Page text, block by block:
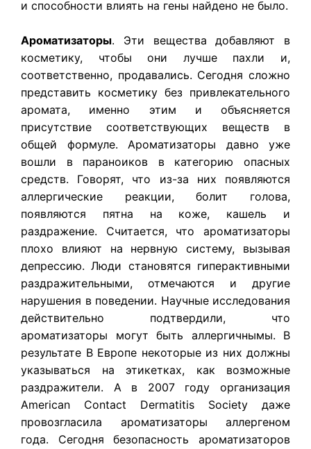
и способности влиять на гены найдено не было.
Ароматизаторы. Эти вещества добавляют в
косметику, чтобы они лучше пахли и,
соответственно, продавались. Сегодня сложно
представить косметику без привлекательного
аромата, именно этим и объясняется
присутствие соответствующих веществ в
общей формуле. Ароматизаторы давно уже
вошли в параноиков в категорию опасных
средств. Говорят, что из-за них появляются
аллергические реакции, болит голова,
появляются пятна на коже, кашель и
раздражение. Считается, что ароматизаторы
плохо влияют на нервную систему, вызывая
депрессию. Люди становятся гиперактивными
раздражительными, отмечаются и другие
нарушения в поведении. Научные исследования
действительно подтвердили, что
ароматизаторы могут быть аллергичнымы. В
результате В Европе некоторые из них должны
указываться на этикетках, как возможные
раздражители. А в 2007 году организация
American Contact Dermatitis Society даже
провозгласила ароматизаторы аллергеном
года. Сегодня безопасность ароматизаторов